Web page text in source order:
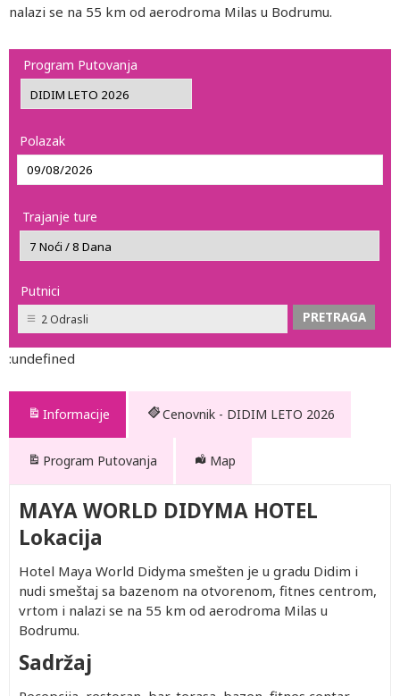
nalazi se na 55 km od aerodroma Milas u Bodrumu.
Program Putovanja
Polazak
Trajanje ture
Putnici
2 Odrasli
:undefined
Informacije Cenovnik - DIDIM LETO 2026
Program Putovanja Map
MAYA WORLD DIDYMA HOTEL
Lokacija
Hotel Maya World Didyma smešten je u gradu Didim i
nudi smeštaj sa bazenom na otvorenom, fitnes centrom,
vrtom i nalazi se na 55 km od aerodroma Milas u
Bodrumu.
Sadržaj